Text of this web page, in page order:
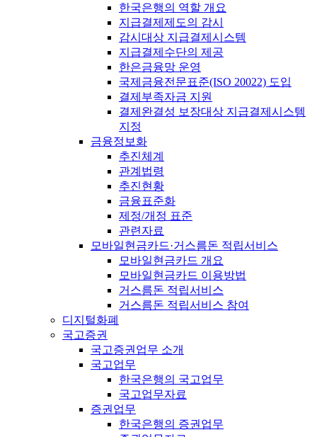
한국은행의 역할 개요
지급결제제도의 감시
감시대상 지급결제시스템
지급결제수단의 제공
한은금융망 운영
국제금융전문표준(ISO 20022) 도입
결제부족자금 지원
결제완결성 보장대상 지급결제시스템
지정
금융정보화
추진체계
관계법령
추진현황
금융표준화
제정/개정 표준
관련자료
모바일현금카드·거스름돈 적립서비스
모바일현금카드 개요
모바일현금카드 이용방법
거스름돈 적립서비스
거스름돈 적립서비스 참여
디지털화폐
국고증권
국고증권업무 소개
국고업무
한국은행의 국고업무
국고업무자료
증권업무
한국은행의 증권업무